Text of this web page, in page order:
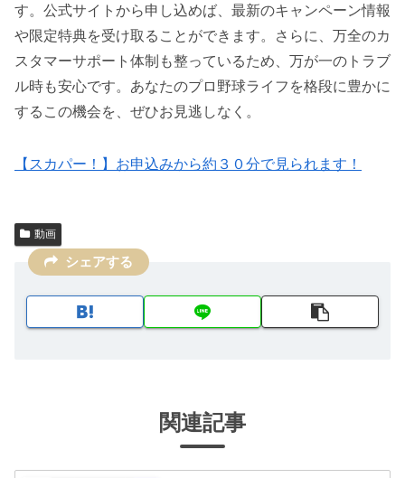
す。公式サイトから申し込めば、最新のキャンペーン情報
や限定特典を受け取ることができます。さらに、万全のカ
スタマーサポート体制も整っているため、万が一のトラブ
ル時も安心です。あなたのプロ野球ライフを格段に豊かに
するこの機会を、ぜひお見逃しなく。
【スカパー！】お申込みから約３０分で見られます！
動画
シェアする
関連記事